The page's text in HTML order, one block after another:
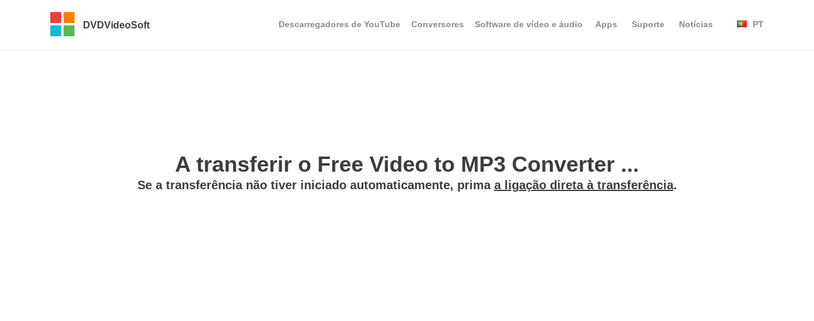
DVDVideoSoft Descarregadores de YouTube Conversores Software de vídeo e áudio Apps Suporte Notícias PT
A transferir o Free Video to MP3 Converter ...
Se a transferência não tiver iniciado automaticamente, prima a ligação direta à transferência.